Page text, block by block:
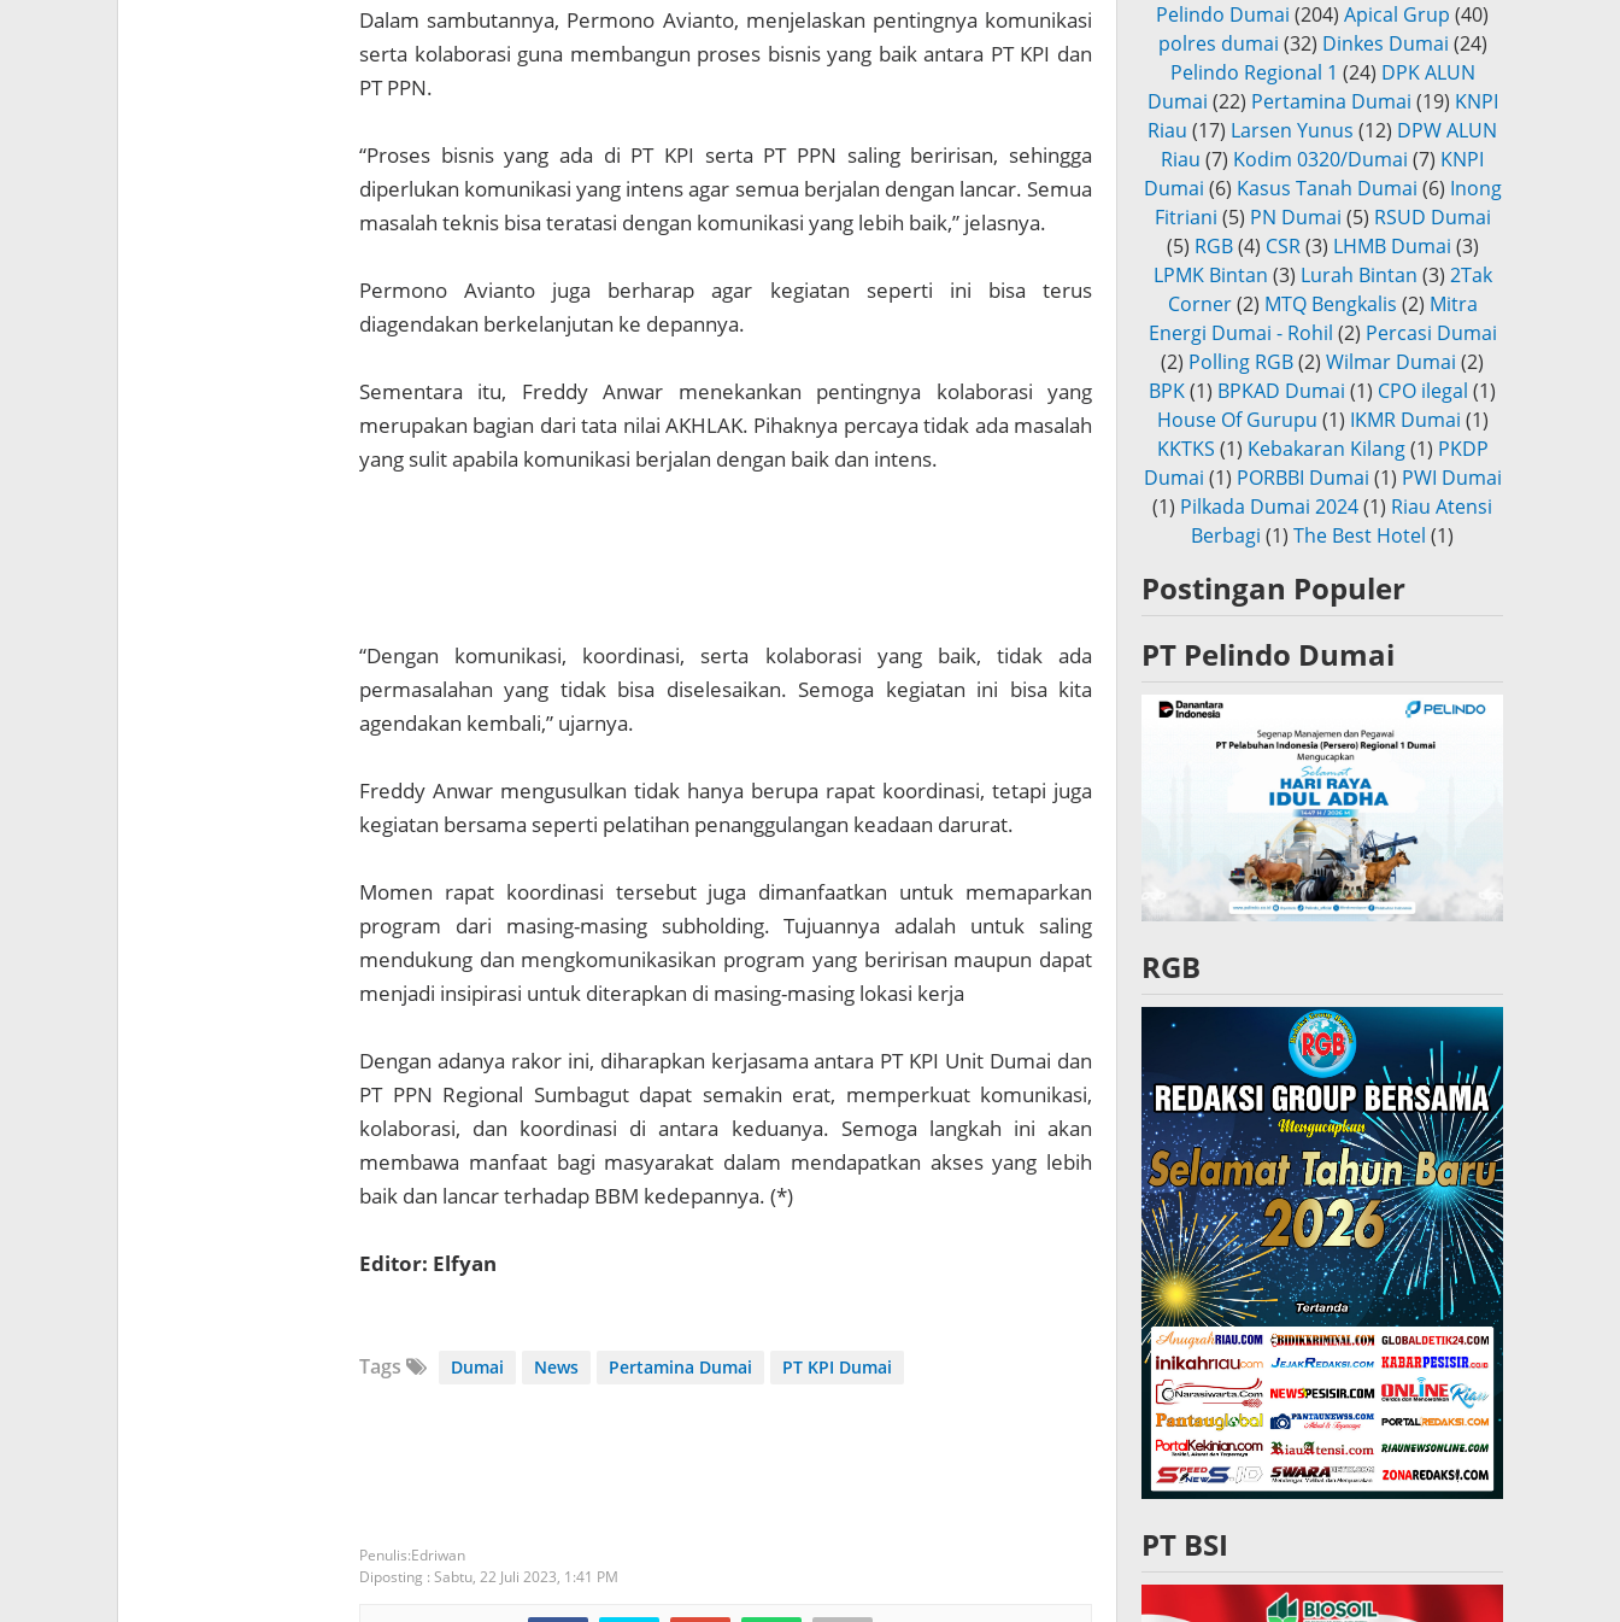
Dalam sambutannya, Permono Avianto, menjelaskan pentingnya komunikasi
serta kolaborasi guna membangun proses bisnis yang baik antara PT KPI dan
PT PPN.
“Proses bisnis yang ada di PT KPI serta PT PPN saling beririsan, sehingga
diperlukan komunikasi yang intens agar semua berjalan dengan lancar. Semua
masalah teknis bisa teratasi dengan komunikasi yang lebih baik,” jelasnya.
Permono Avianto juga berharap agar kegiatan seperti ini bisa terus
diagendakan berkelanjutan ke depannya.
Sementara itu, Freddy Anwar menekankan pentingnya kolaborasi yang
merupakan bagian dari tata nilai AKHLAK. Pihaknya percaya tidak ada masalah
yang sulit apabila komunikasi berjalan dengan baik dan intens.
“Dengan komunikasi, koordinasi, serta kolaborasi yang baik, tidak ada
permasalahan yang tidak bisa diselesaikan. Semoga kegiatan ini bisa kita
agendakan kembali,” ujarnya.
Freddy Anwar mengusulkan tidak hanya berupa rapat koordinasi, tetapi juga
kegiatan bersama seperti pelatihan penanggulangan keadaan darurat.
Momen rapat koordinasi tersebut juga dimanfaatkan untuk memaparkan
program dari masing-masing subholding. Tujuannya adalah untuk saling
mendukung dan mengkomunikasikan program yang beririsan maupun dapat
menjadi insipirasi untuk diterapkan di masing-masing lokasi kerja
Dengan adanya rakor ini, diharapkan kerjasama antara PT KPI Unit Dumai dan
PT PPN Regional Sumbagut dapat semakin erat, memperkuat komunikasi,
kolaborasi, dan koordinasi di antara keduanya. Semoga langkah ini akan
membawa manfaat bagi masyarakat dalam mendapatkan akses yang lebih
baik dan lancar terhadap BBM kedepannya. (*)
Editor: Elfyan
Tags Dumai News Pertamina Dumai PT KPI Dumai
Edriwan
Diposting : Sabtu, 22 Juli 2023, 1:41 PM
Pelindo Dumai (204) Apical Grup (40)
polres dumai (32) Dinkes Dumai (24)
Pelindo Regional 1 (24) DPK ALUN
Dumai (22) Pertamina Dumai (19) KNPI
Riau (17) Larsen Yunus (12) DPW ALUN
Riau (7) Kodim 0320/Dumai (7) KNPI
Dumai (6) Kasus Tanah Dumai (6) Inong
Fitriani (5) PN Dumai (5) RSUD Dumai
(5) RGB (4) CSR (3) LHMB Dumai (3)
LPMK Bintan (3) Lurah Bintan (3) 2Tak
Corner (2) MTQ Bengkalis (2) Mitra
Energi Dumai - Rohil (2) Percasi Dumai
(2) Polling RGB(2) Wilmar Dumai (2)
BPK(1) BPKAD Dumai (1) CPO ilegal (1)
House Of Gurupu (1) IKMR Dumai (1)
KKTKS (1) Kebakaran Kilang (1) PKDP
Dumai (1) PORBBI Dumai (1) PWI Dumai
(1) Pilkada Dumai 2024(1) Riau Atensi
Berbagi (1) The Best Hotel (1)
Postingan Populer
PT Pelindo Dumai
RGB
PT BSI